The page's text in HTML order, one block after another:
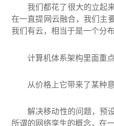
我们都花了很大的立起
在一直提网云融合，我们主
我们有云，相当于是一个分
计算机体系架构里面重
从价格上它带来了某种
解决移动性的问题，预
所谓的网络孪生的概念，在